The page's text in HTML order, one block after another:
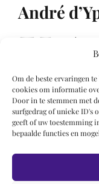
Om de beste ervaringen
cookies om informatie
Door in te stemmen met
surfgedrag of unieke ID's
geeft of uw toestemming
bepaalde functies en
André
K
d’Amiens(
Meester van
boekverluchter
met deMeester